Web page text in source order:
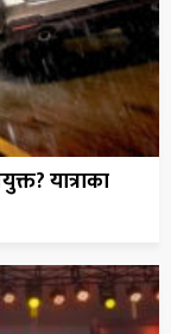
यात्राका